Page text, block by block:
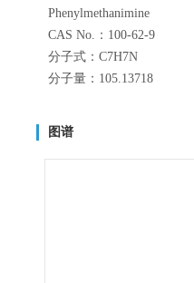
Phenylmethanimine
CAS No.：100-62-9
分子式：C7H7N
分子量：105.13718
图谱